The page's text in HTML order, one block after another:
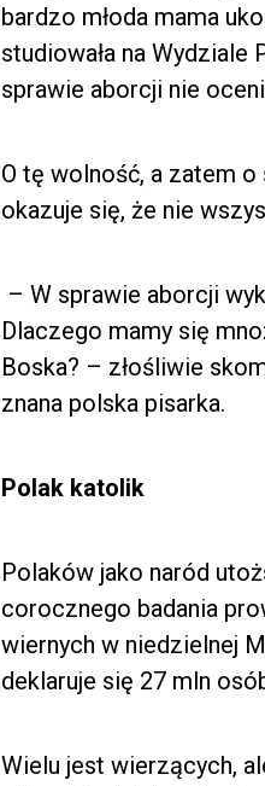
bardzo młoda mama
studiowała na
sprawie aborcji nie
O tę wolność, a zatem
okazuje się, że nie
– W sprawie aborcji
Dlaczego mamy się
Boska? – złośliwie
znana polska pisarka.
Polak katolik
Polaków jako naród
corocznego badania
wiernych w niedzielnej
deklaruje się 27 mln
Wielu jest wierzących,